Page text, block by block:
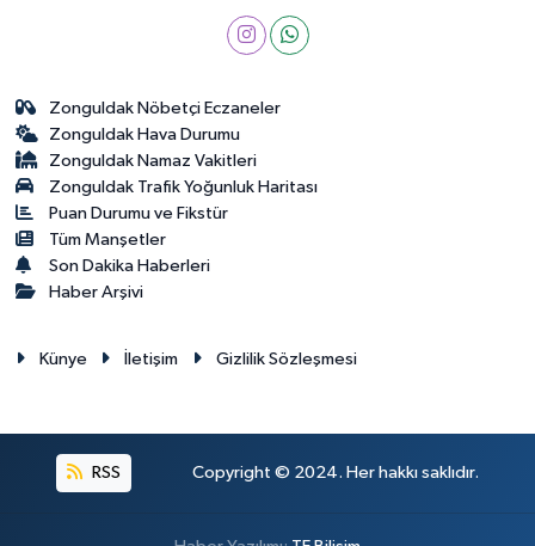
Zonguldak Nöbetçi Eczaneler
Zonguldak Hava Durumu
Zonguldak Namaz Vakitleri
Zonguldak Trafik Yoğunluk Haritası
Puan Durumu ve Fikstür
Tüm Manşetler
Son Dakika Haberleri
Haber Arşivi
Künye İletişim Gizlilik Sözleşmesi
RSS Copyright © 2024. Her hakkı saklıdır.